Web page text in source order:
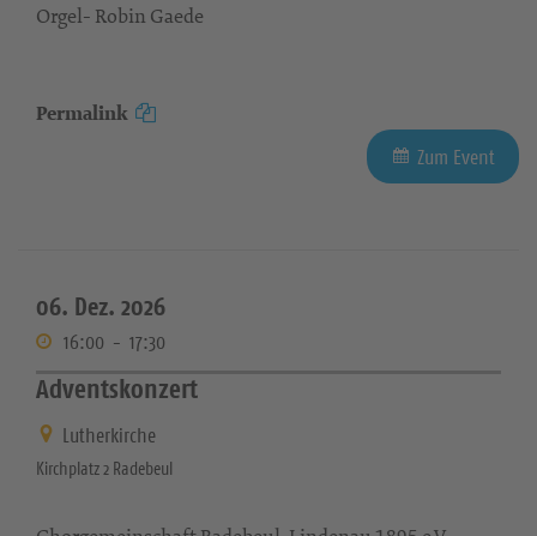
Orgel- Robin Gaede
Permalink
Zum Event
06. Dez. 2026
16:00 - 17:30
Adventskonzert
Lutherkirche
Kirchplatz 2 Radebeul